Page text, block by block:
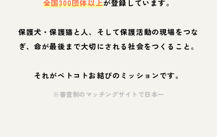
全国300団体以上が登録しています。
保護犬・保護猫と人、そして保護活動の現場をつな
ぎ、命が最後まで大切にされる社会をつくること。
それがペトコトお結びのミッションです。
※審査制のマッチングサイトで日本一